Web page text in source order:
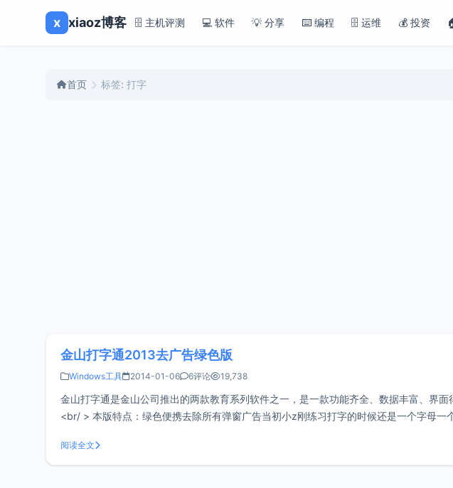
x xiaoz博客 🗄️ 主机评测 💻 软件 💡 分享 ⌨️ 编程 🗄️ 运维 💰 投资
首页 标签: 打字
金山打字通2013去广告绿色版
Windows工具 2014-01-06 6评论 19,738
金山打字通是金山公司推出的两款教育系列软件之一，是一款功能齐全、数据丰富、界面
<br/ > 本版特点：绿色便携去除所有弹窗广告当初小z刚练习打字的时候还是一个字母一
阅读全文